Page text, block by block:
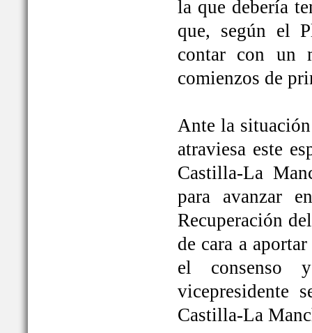
la que debería
que, según el
contar con un
comienzos de
Ante la
atraviesa este
Castilla-La
para avanzar
Recuperación
de cara a
el consenso
vicepresidente
Castilla-La